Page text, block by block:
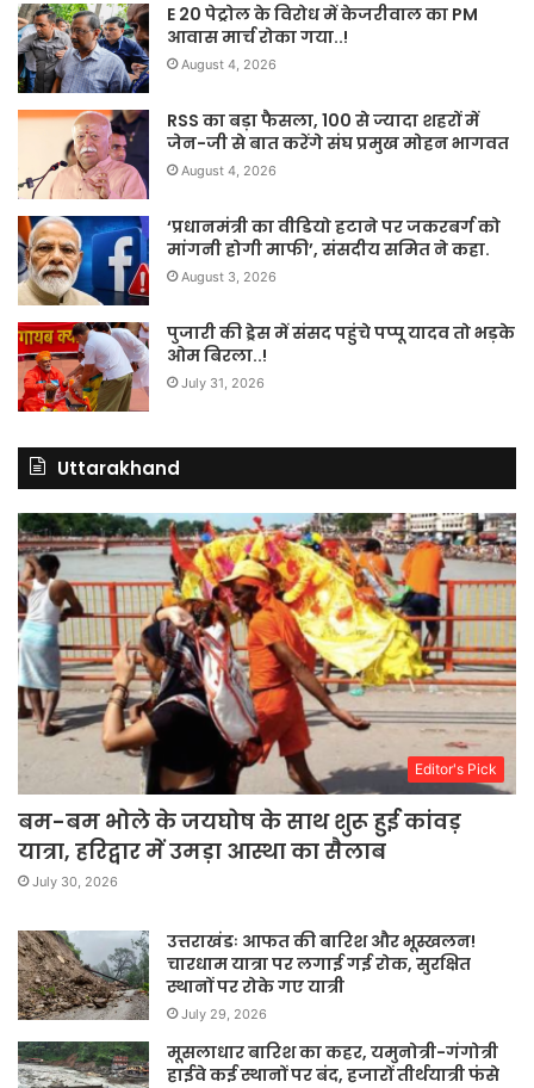
E 20 पेट्रोल के विरोध में केजरीवाल का PM
आवास मार्च रोका गया..!
August 4, 2026
RSS का बड़ा फैसला, 100 से ज्यादा शहरों में
जेन-जी से बात करेंगे संघ प्रमुख मोहन भागवत
August 4, 2026
‘प्रधानमंत्री का वीडियो हटाने पर जकरबर्ग को
मांगनी होगी माफी’, संसदीय समित ने कहा.
August 3, 2026
पुजारी की ड्रेस में संसद पहुंचे पप्पू यादव तो भड़के
ओम बिरला..!
July 31, 2026
Uttarakhand
Editor's Pick
बम-बम भोले के जयघोष के साथ शुरू हुई कांवड़
यात्रा, हरिद्वार में उमड़ा आस्था का सैलाब
July 30, 2026
उत्तराखंडः आफत की बारिश और भूस्खलन!
चारधाम यात्रा पर लगाई गई रोक, सुरक्षित
स्थानों पर रोके गए यात्री
July 29, 2026
मूसलाधार बारिश का कहर, यमुनोत्री-गंगोत्री
हाईवे कई स्थानों पर बंद, हजारों तीर्थयात्री फंसे